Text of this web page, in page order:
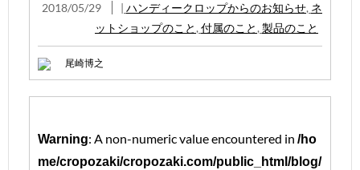
2018/05/29 | ハンディークロップからのお知らせ, ネ
ットショップのこと , 付属のこと , 製品のこと
尾崎博之
Warning: A non-numeric value encountered in /ho
me/cropozaki/cropozaki.com/public_html/blog/